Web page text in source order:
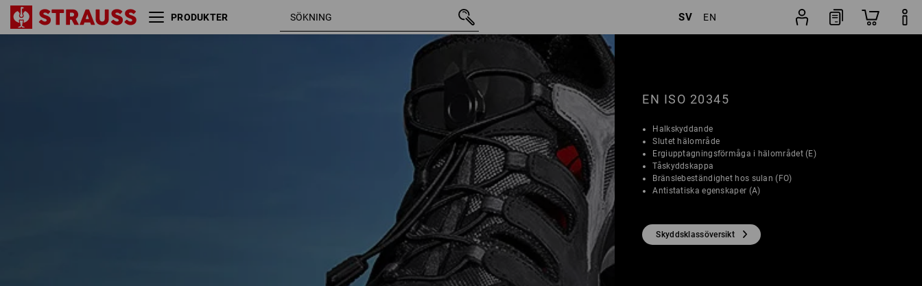
PRODUKTER SV EN
EN ISO 20345
Halkskyddande
Slutet hälområde
Ergiupptagningsförmåga i hälområdet (E)
Tåskyddskappa
Bränslebeständighet hos sulan (FO)
Antistatiska egenskaper (A)
Skyddsklassöversikt
4 Artiklar Ytterligare filter